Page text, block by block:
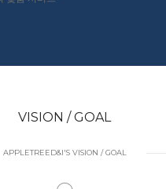
VISION / GOAL
APPLETREED&I'S VISION / GOAL